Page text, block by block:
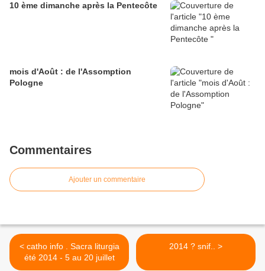
10 ème dimanche après la Pentecôte
mois d'Août : de l'Assomption
Pologne
Commentaires
Ajouter un commentaire
< catho info . Sacra liturgia
été 2014 - 5 au 20 juillet
2014 ? snif.. >